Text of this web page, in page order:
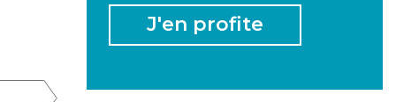
J'en profite
AVRIL MAI
JUILLET AOÛT SEPTEMBRE